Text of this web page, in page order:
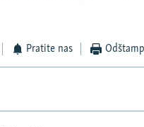
Pratite nas